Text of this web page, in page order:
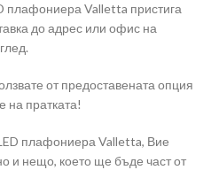
плафониера Valletta пристига
до адрес или офис на
от предоставената опция
на пратката!
плафониера Valletta, Вие
и нещо, което ще бъде част от